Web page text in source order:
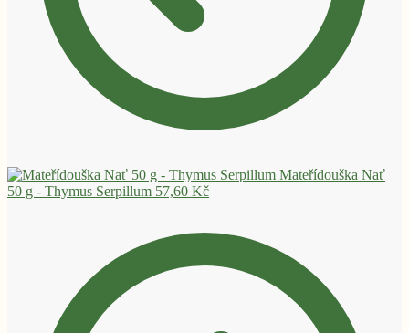
Mateřídouška Nať
50 g - Thymus Serpillum 57,60 Kč